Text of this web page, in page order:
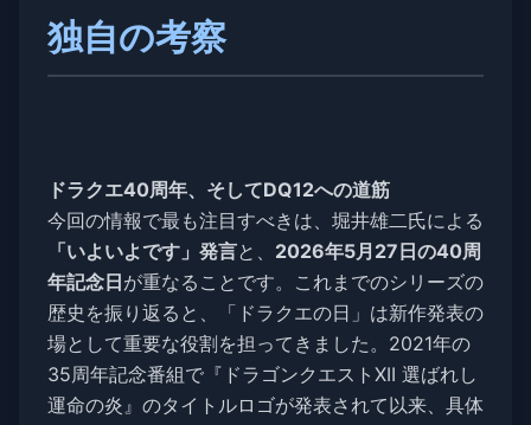
独自の考察
ドラクエ40周年、そしてDQ12への道筋
今回の情報で最も注目すべきは、堀井雄二氏による
「いよいよです」発言と、 2026年5月27日の40周
年記念日が重なることです。これまでのシリーズの
歴史を振り返ると、「ドラクエの日」は新作発表の
場として重要な役割を担ってきました。2021年の
35周年記念番組で『ドラゴンクエストXII 選ばれし
運命の炎』のタイトルロゴが発表されて以来、具体